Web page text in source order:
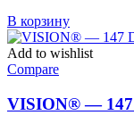
В корзину
Add to wishlist
Compare
VISION® — 147